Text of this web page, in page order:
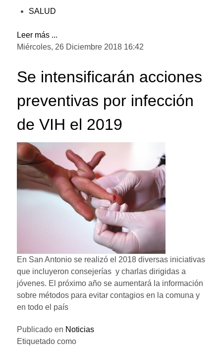
SALUD
Leer más ...
Miércoles, 26 Diciembre 2018 16:42
Se intensificarán acciones
preventivas por infección
de VIH el 2019
En San Antonio se realizó el 2018 diversas iniciativas
que incluyeron consejerías y charlas dirigidas a
jóvenes. El próximo año se aumentará la información
sobre métodos para evitar contagios en la comuna y
en todo el país
Publicado en Noticias
Etiquetado como